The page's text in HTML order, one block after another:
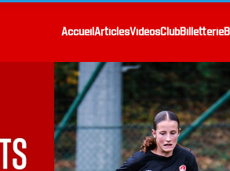
AccueilArticlesVidéosClubBilletterie